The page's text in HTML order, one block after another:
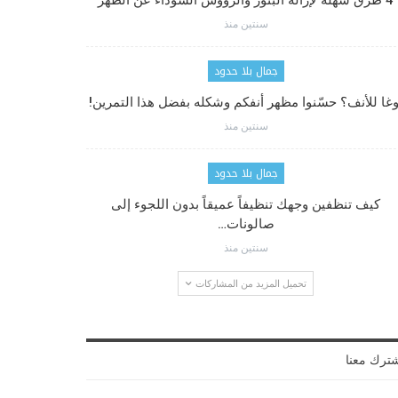
سنتين منذ
جمال بلا حدود
للأنف؟ حسّنوا مظهر أنفكم وشكله بفضل هذا التمرين!
سنتين منذ
جمال بلا حدود
كيف تنظفين وجهك تنظيفاً عميقاً بدون اللجوء إلى
صالونات…
سنتين منذ
تحميل المزيد من المشاركات
معنا